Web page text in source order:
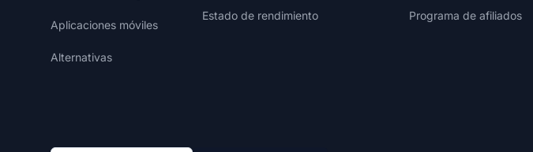
Aplicaciones móviles
Alternativas
Estado de rendimiento Programa de afiliados